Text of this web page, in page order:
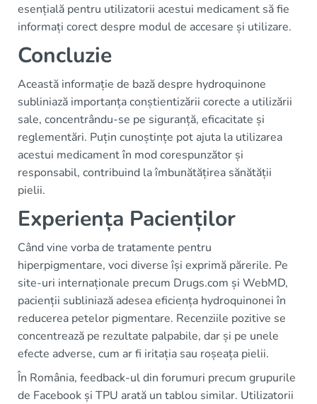
esențială pentru utilizatorii acestui medicament să fie
informați corect despre modul de accesare și utilizare.
Concluzie
Această informație de bază despre hydroquinone
subliniază importanța conștientizării corecte a utilizării
sale, concentrându-se pe siguranță, eficacitate și
reglementări. Puțin cunoștințe pot ajuta la utilizarea
acestui medicament în mod corespunzător și
responsabil, contribuind la îmbunătățirea sănătății
pielii.
Experiența Pacienților
Când vine vorba de tratamente pentru
hiperpigmentare, voci diverse își exprimă părerile. Pe
site-uri internaționale precum Drugs.com și WebMD,
pacienții subliniază adesea eficiența hydroquinonei în
reducerea petelor pigmentare. Recenziile pozitive se
concentrează pe rezultate palpabile, dar și pe unele
efecte adverse, cum ar fi iritația sau roșeața pielii.
În România, feedback-ul din forumuri precum grupurile
de Facebook și TPU arată un tablou similar. Utilizatorii